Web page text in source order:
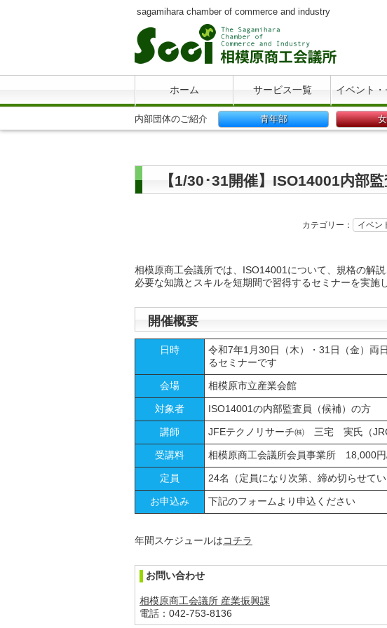
sagamihara chamber of commerce and industry
ホーム サービス一覧 イベント
内部団体のご紹介 青年部
【1/30･31開催】ISO14001内部
カテゴリー： イベン
相模原商工会議所では、ISO14001について、規格の解
必要な知識とスキルを短期間で習得するセミナーを実施
開催概要
日時
令和7年1月30日（木）・31日（金）両
るセミナーです
会場 相模原市立産業会館
対象者 ISO14001の内部監査員（候補）の方
講師 JFEテクノリサーチ㈱ 三宅 実氏（
受講料 相模原商工会議所会員事業所
定員 24名（定員になり次第、締め切らせてい
お申込み 下記のフォームより申込ください
年間スケジュールはコチラ
お問い合わせ
相模原商工会議所 産業振興課
電話：042-753-8136